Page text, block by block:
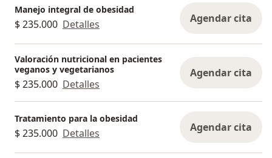
Manejo integral de obesidad
$ 235.000 Detalles Agendar cita
Valoración nutricional en pacientes
veganos y vegetarianos
$ 235.000 Detalles
Agendar cita
Tratamiento para la obesidad
$ 235.000 Detalles Agendar cita